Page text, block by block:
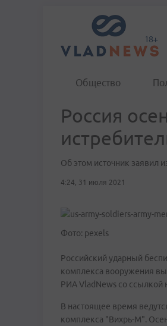
Общество
Россия
Об этом источник заявил
4:24, 31 июля 2021
Фото: pexels
Российский ударный
комплекса вооружения
РИА VladNews со ссылкой
В настоящее время
комплекса "Вихрь-М".